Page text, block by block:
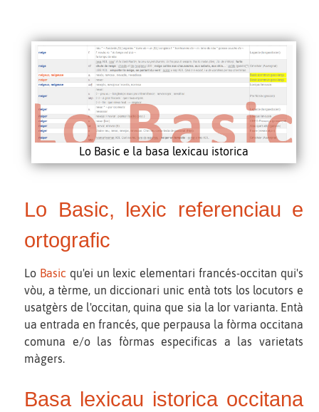
Lo Basic e la basa lexicau istorica
Lo Basic, lexic referenciau e
ortografic
Lo Basic qu'ei un lexic elementari francés-occitan qui's
vòu, a tèrme, un diccionari unic entà tots los locutors e
usatgèrs de l'occitan, quina que sia la lor varianta. Entà
ua entrada en francés, que perpausa la fòrma occitana
comuna e/o las fòrmas especificas a las varietats
màgers.
Basa lexicau istorica occitana